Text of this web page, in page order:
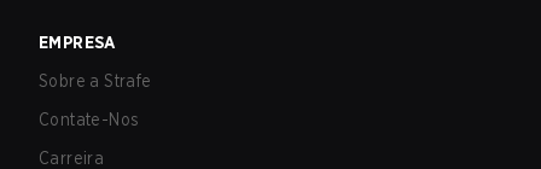
EMPRESA
Sobre a Strafe
Contate-Nos
Carreira